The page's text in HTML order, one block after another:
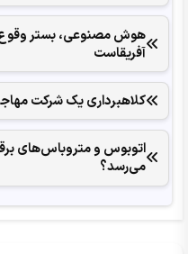
آفریقاست
کلاهبرداری یک شرکت مهاجرتی
اتوبوس و متروباس‌های
می‌رسد؟